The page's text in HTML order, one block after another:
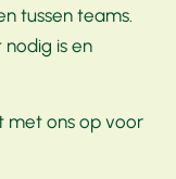
tussen teams.
is en
met ons op voor